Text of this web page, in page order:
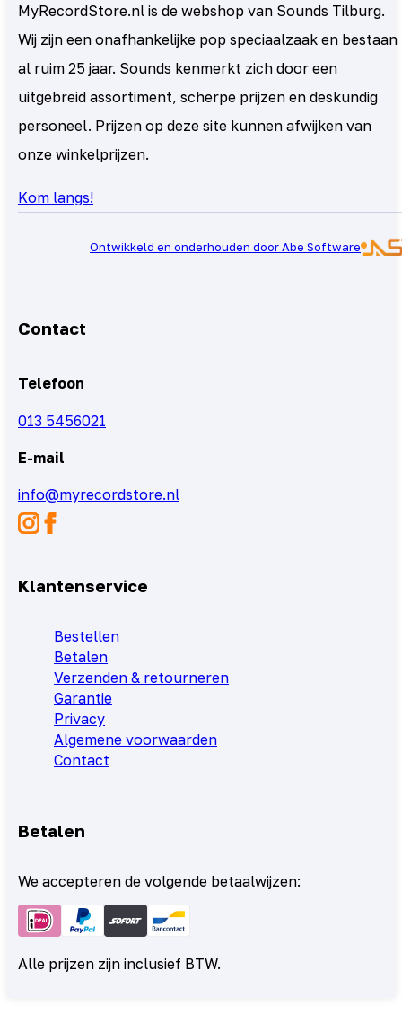
MyRecordStore.nl is de webshop van Sounds Tilburg.
Wij zijn een onafhankelijke pop speciaalzaak en bestaan
al ruim 25 jaar. Sounds kenmerkt zich door een
uitgebreid assortiment, scherpe prijzen en deskundig
personeel. Prijzen op deze site kunnen afwijken van
onze winkelprijzen.
Kom langs!
Ontwikkeld en onderhouden door Abe Software
Contact
Telefoon
013 5456021
E-mail
info@myrecordstore.nl
Klantenservice
Bestellen
Betalen
Verzenden & retourneren
Garantie
Privacy
Algemene voorwaarden
Contact
Betalen
We accepteren de volgende betaalwijzen:
Alle prijzen zijn inclusief BTW.